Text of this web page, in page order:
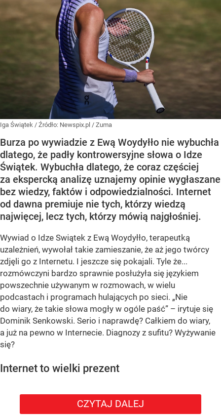
Iga Świątek / Źródło: Newspix.pl / Zuma
Burza po wywiadzie z Ewą Woydyłło nie wybuchła
dlatego, że padły kontrowersyjne słowa o Idze
Świątek. Wybuchła dlatego, że coraz częściej
za ekspercką analizę uznajemy opinie wygłaszane
bez wiedzy, faktów i odpowiedzialności. Internet
od dawna premiuje nie tych, którzy wiedzą
najwięcej, lecz tych, którzy mówią najgłośniej.
Wywiad o Idze Swiątek z Ewą Woydyłło, terapeutką
uzależnień, wywołał takie zamieszanie, że aż jego twórcy
zdjęli go z Internetu. I jeszcze się pokajali. Tyle że...
rozmówczyni bardzo sprawnie posłużyła się językiem
powszechnie używanym w rozmowach, w wielu
podcastach i programach hulających po sieci. „Nie
do wiary, że takie słowa mogły w ogóle paść” – irytuje się
Dominik Senkowski. Serio i naprawdę? Całkiem do wiary,
a już na pewno w Internecie. Diagnozy z sufitu? Wyżywanie
się?
Internet to wielki prezent
CZYTAJ DALEJ